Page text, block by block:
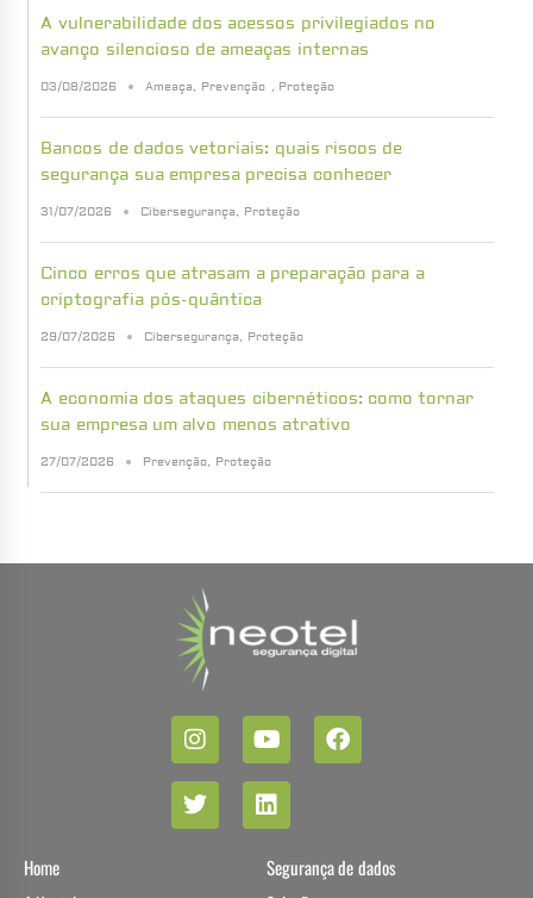
A vulnerabilidade dos acessos privilegiados no
avanço silencioso de ameaças internas
03/08/2026 Ameaça, Prevenção , Proteção
Bancos de dados vetoriais: quais riscos de
segurança sua empresa precisa conhecer
31/07/2026 Cibersegurança, Proteção
Cinco erros que atrasam a preparação para a
criptografia pós-quântica
29/07/2026 Cibersegurança, Proteção
A economia dos ataques cibernéticos: como tornar
sua empresa um alvo menos atrativo
27/07/2026 Prevenção, Proteção
Home
Segurança de dados